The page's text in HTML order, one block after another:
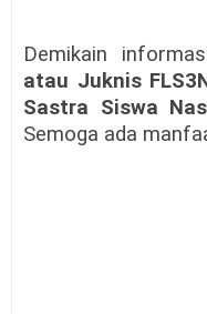
Demikain
atau Juknis
Sastra Siswa
Semoga ada